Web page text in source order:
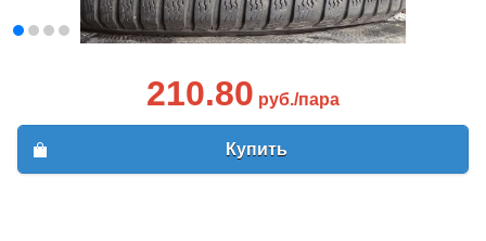
210.80 руб./пара
Купить